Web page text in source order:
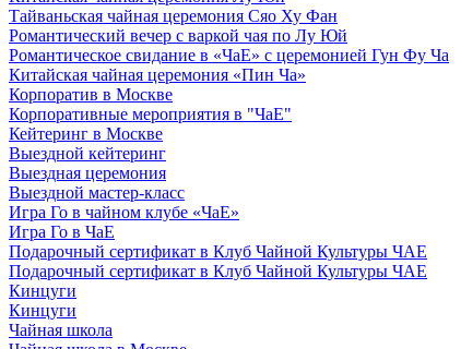
Тайваньская чайная церемония Сяо Ху Фан
Романтический вечер с варкой чая по Лу Юй
Романтическое свидание в «ЧаЕ» с церемонией Гун Фу Ча
Китайская чайная церемония «Пин Ча»
Корпоратив в Москве
Корпоративные мероприятия в "ЧаЕ"
Кейтеринг в Москве
Выездной кейтеринг
Выездная церемония
Выездной мастер-класс
Игра Го в чайном клубе «ЧаЕ»
Игра Го в ЧаЕ
Подарочный сертификат в Клуб Чайной Культуры ЧАЕ
Подарочный сертификат в Клуб Чайной Культуры ЧАЕ
Кинцуги
Кинцуги
Чайная школа